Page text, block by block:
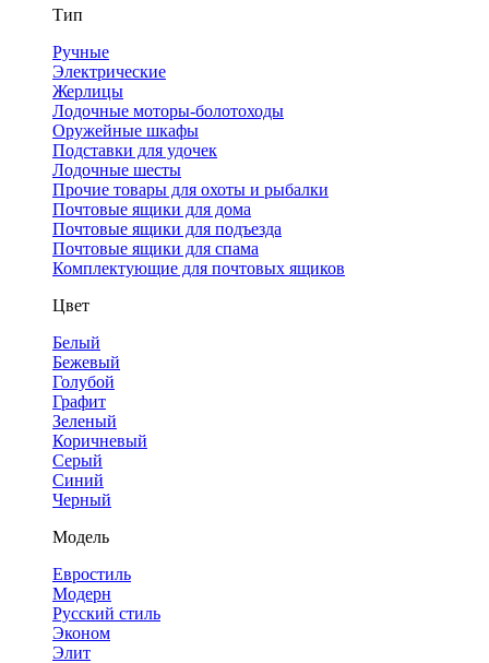
Тип
Ручные
Электрические
Жерлицы
Лодочные моторы-болотоходы
Оружейные шкафы
Подставки для удочек
Лодочные шесты
Прочие товары для охоты и рыбалки
Почтовые ящики для дома
Почтовые ящики для подъезда
Почтовые ящики для спама
Комплектующие для почтовых ящиков
Цвет
Белый
Бежевый
Голубой
Графит
Зеленый
Коричневый
Серый
Синий
Черный
Модель
Евростиль
Модерн
Русский стиль
Эконом
Элит